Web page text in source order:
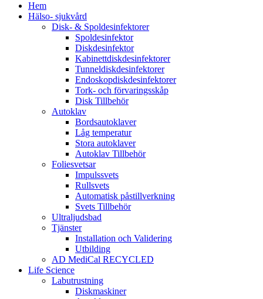
Hem
Hälso- sjukvård
Disk- & Spoldesinfektorer
Spoldesinfektor
Diskdesinfektor
Kabinettdiskdesinfektorer
Tunneldiskdesinfektorer
Endoskopdiskdesinfektorer
Tork- och förvaringsskåp
Disk Tillbehör
Autoklav
Bordsautoklaver
Låg temperatur
Stora autoklaver
Autoklav Tillbehör
Foliesvetsar
Impulssvets
Rullsvets
Automatisk påstillverkning
Svets Tillbehör
Ultraljudsbad
Tjänster
Installation och Validering
Utbilding
AD MediCal RECYCLED
Life Science
Labutrustning
Diskmaskiner